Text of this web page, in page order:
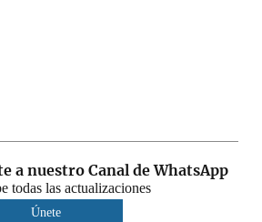
a nuestro Canal de WhatsApp
todas las actualizaciones
Únete